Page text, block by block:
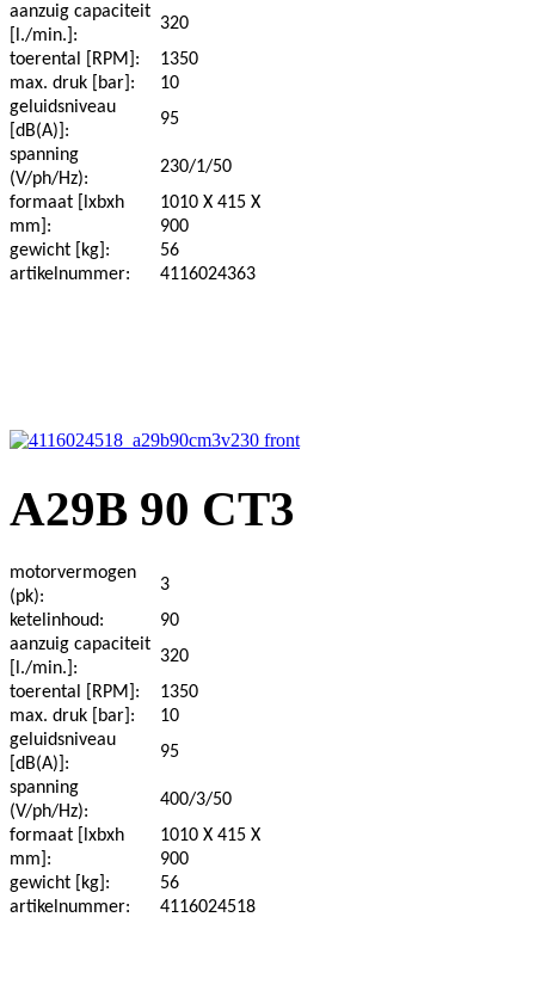
aanzuig capaciteit
[l./min.]:
320
toerental [RPM]:
1350
max. druk [bar]:
10
geluidsniveau
[dB(A)]:
95
spanning
(V/ph/Hz):
230/1/50
formaat [lxbxh
mm]:
1010 X 415 X
900
gewicht [kg]:
56
artikelnummer:
4116024363
A29B 90 CT3
motorvermogen
(pk):
3
ketelinhoud:
90
aanzuig capaciteit
[l./min.]:
320
toerental [RPM]:
1350
max. druk [bar]:
10
geluidsniveau
[dB(A)]:
95
spanning
(V/ph/Hz):
400/3/50
formaat [lxbxh
mm]:
1010 X 415 X
900
gewicht [kg]:
56
artikelnummer:
4116024518